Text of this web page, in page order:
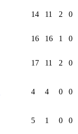
14 11 2 0
16 16 1
0
17 11 2 0
4 4 0 0
5 1 0 0